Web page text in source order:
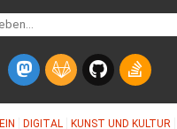
DIGITAL KUNST UND KULTUR